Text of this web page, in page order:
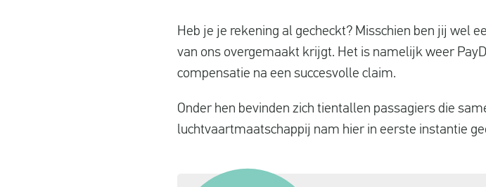
Heb je je rekening al gecheckt? Misschien ben jij wel
van ons overgemaakt krijgt. Het is namelijk weer
compensatie na een succesvolle claim.
Onder hen bevinden zich tientallen passagiers die
luchtvaartmaatschappij nam hier in eerste instantie